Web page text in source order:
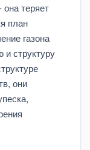
теряет
план
газона
и структуру
они